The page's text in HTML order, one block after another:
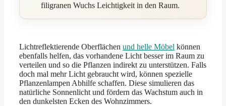
filigranen Wuchs Leichtigkeit in den Raum.
Lichtreflektierende Oberflächen und helle Möbel können
ebenfalls helfen, das vorhandene Licht besser im Raum zu
verteilen und so die Pflanzen indirekt zu unterstützen. Falls
doch mal mehr Licht gebraucht wird, können spezielle
Pflanzenlampen Abhilfe schaffen. Diese simulieren das
natürliche Sonnenlicht und fördern das Wachstum auch in
den dunkelsten Ecken des Wohnzimmers.